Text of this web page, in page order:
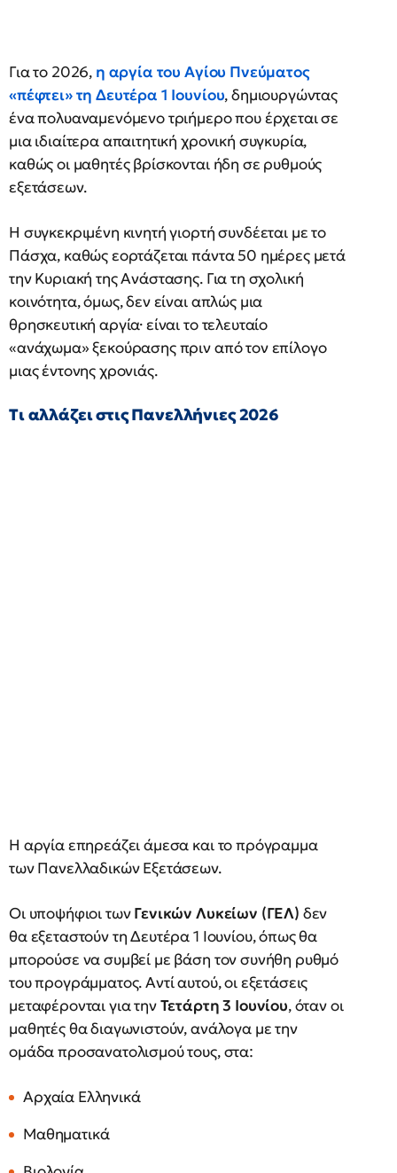
Για το 2026, η αργία του Αγίου Πνεύματος
«πέφτει» τηΔευτέρα 1 Ιουνίου, δημιουργώντας
ένα πολυαναμενόμενο τριήμερο που έρχεται σε
μια ιδιαίτερα απαιτητική χρονική συγκυρία,
καθώς οι μαθητές βρίσκονται ήδη σε ρυθμούς
εξετάσεων.
Η συγκεκριμένη κινητή γιορτή συνδέεται με το
Πάσχα, καθώς εορτάζεται πάντα 50 ημέρες μετά
την Κυριακή της Ανάστασης. Για τη σχολική
κοινότητα, όμως, δεν είναι απλώς μια
θρησκευτική αργία· είναι το τελευταίο
«ανάχωμα» ξεκούρασης πριν από τον επίλογο
μιας έντονης χρονιάς.
Τι αλλάζει στις Πανελλήνιες 2026
Η αργία επηρεάζει άμεσα και το πρόγραμμα
των Πανελλαδικών Εξετάσεων.
Οι υποψήφιοι τωνΓενικών Λυκείων (ΓΕΛ) δεν
θα εξεταστούν τη Δευτέρα 1 Ιουνίου, όπως θα
μπορούσε να συμβεί με βάση τον συνήθη ρυθμό
του προγράμματος. Αντί αυτού, οι εξετάσεις
μεταφέρονται για τηνΤετάρτη 3 Ιουνίου, όταν οι
μαθητές θα διαγωνιστούν, ανάλογα με την
ομάδα προσανατολισμού τους, στα:
Αρχαία Ελληνικά
Μαθηματικά